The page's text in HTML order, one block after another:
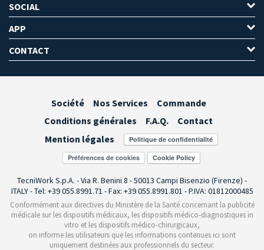
SOCIAL
APP
CONTACT
Société Nos Services
Commande
Conditions générales
F.A.Q.
Contact
Mention légales
Préférences de cookies
TecniWork S.p.A. - Via R. Benini 8 - 50013 Campi Bisenzio (Firenze) -
ITALY - Tel: +39 055.8991.71 - Fax: +39 055.8991.801 - P.IVA: 01812000485
Conformément aux directives du Ministère de la Santé concernant la publicité
médicale sur les dispositifs médicaux, les dispositifs médico-diagnostiques in
vitro et les dispositifs médico-chirurgicaux,
on informe les utilisateurs que les informations contenues ici sont
uniquement destinées aux professionnels du secteur.